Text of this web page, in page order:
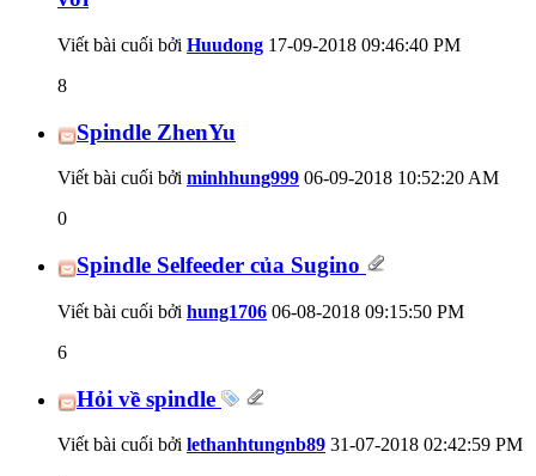
Viết bài cuối bởi Huudong 17-09-2018 09:46:40 PM
8
Spindle ZhenYu
Viết bài cuối bởi minhhung999 06-09-2018 10:52:20 AM
0
Spindle Selfeeder của Sugino
Viết bài cuối bởi hung1706 06-08-2018 09:15:50 PM
6
Hỏi về spindle
Viết bài cuối bởi lethanhtungnb89 31-07-2018 02:42:59 PM